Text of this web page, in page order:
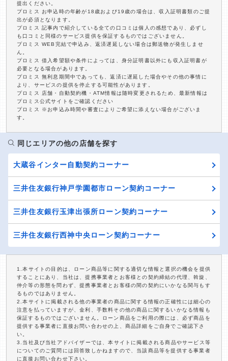
提出ください。
プロミス お申込時の年齢が18歳および19歳の場合は、収入証明書類のご提
出が必須となります。
プロミス 記事内で紹介している全ての口コミは個人の感想であり、必ずし
も口コミと同様のサービス提供を保証するものではございません。
プロミス WEB完結で申込み、返済遅延しない場合は郵送物が発生しませ
ん。
プロミス 借入希望額や条件によっては、身分証明書以外にも収入証明書が
必要となる場合があります。
プロミス 無利息期間中であっても、返済に遅延した場合やその他の事情に
より、サービスの提供を停止する可能性があります。
プロミス 店舗・自動契約機・ATM情報は随時変更されるため、最新情報は
プロミス公式サイトをご確認ください
プロミス ※お申込み時間や審査によりご希望に添えない場合がございま
す。
同じエリアの他の店舗を探す
大蔵谷インター自動契約コーナー
三井住友銀行神戸学園都市ローン契約コーナー
三井住友銀行玉津出張所ローン契約コーナー
三井住友銀行西神中央ローン契約コーナー
1.本サイトの目的は、ローン商品等に関する適切な情報と選択の機会を提供
することにあり、当社は、提携事業者とお客様との契約締結の代理、斡旋、
仲介等の形態を問わず、提携事業者とお客様の間の契約にいかなる関与もす
るものではありません。
2.本サイトに掲載される他の事業者の商品に関する情報の正確性には細心の
注意を払っていますが、金利、手数料その他の商品に関するいかなる情報も
保証するものではございません。ローン商品をご利用の際には、必ず商品を
提供する事業者に直接お問い合わせの上、商品詳細をご自身でご確認下さ
い。
3.当社及び当社アドバイザーでは、本サイトに掲載される商品やサービス等
についてのご質問には回答致しかねますので、当該商品等を提供する事業者
に直接お問い合わせ下さい。